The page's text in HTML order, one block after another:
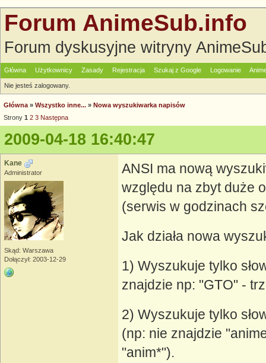
Forum AnimeSub.info
Forum dyskusyjne witryny
Główna Użytkownicy Zasady Rejestracja Szukaj z Google Logowanie
Nie jesteś zalogowany.
Główna » Wszystko inne... » Nowa wyszukiwarka napisów
Strony 1 2 3 Następna
2009-04-18 16:40:47
Kane
Administrator
Skąd: Warszawa
Dołączył: 2003-12-29
ANSI ma nową
względu na zbyt duże
(serwis w godzinach
Jak działa nowa
1) Wyszukuje tylko
znajdzie np: "GTO" -
2) Wyszukuje tylko
(np: nie znajdzie
"anim*").